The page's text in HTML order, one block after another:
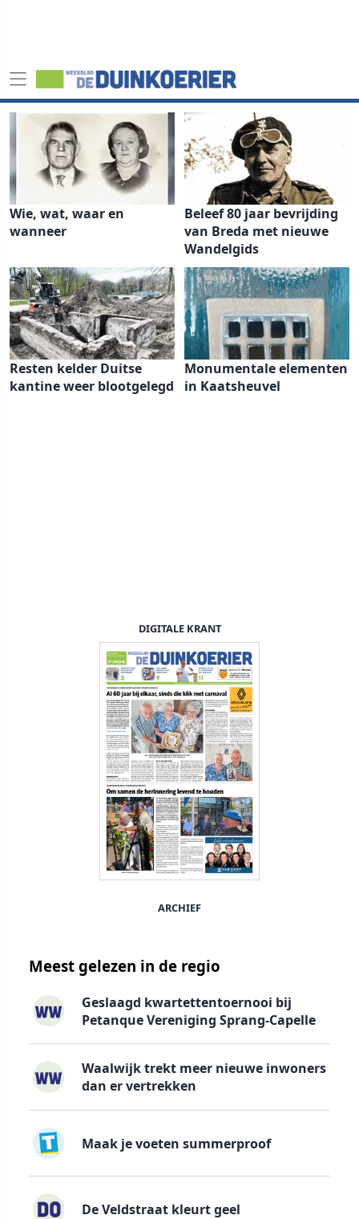
Wie, wat, waar en
wanneer
Beleef 80 jaar bevrijding
van Breda met nieuwe
Wandelgids
Resten kelder Duitse
kantine weer blootgelegd
Monumentale elementen
in Kaatsheuvel
DIGITALE KRANT
ARCHIEF
Meest gelezen in de regio
Geslaagd kwartettentoernooi bij
Petanque Vereniging Sprang-Capelle
Waalwijk trekt meer nieuwe inwoners
dan er vertrekken
Maak je voeten summerproof
De Veldstraat kleurt geel